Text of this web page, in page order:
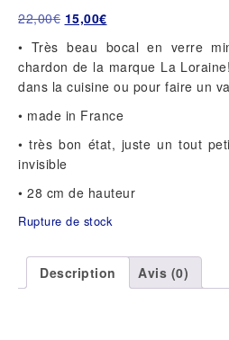
22,00€ Le
initial
était :
22,00€.
15,00€Le
actuel
est :
15,00€.
• Très beau bocal en verre
chardon de la marque La
dans la cuisine ou pour faire un
• made in France
• très bon état, juste un tout
invisible
• 28 cm de hauteur
Rupture de stock
Description Avis (0)